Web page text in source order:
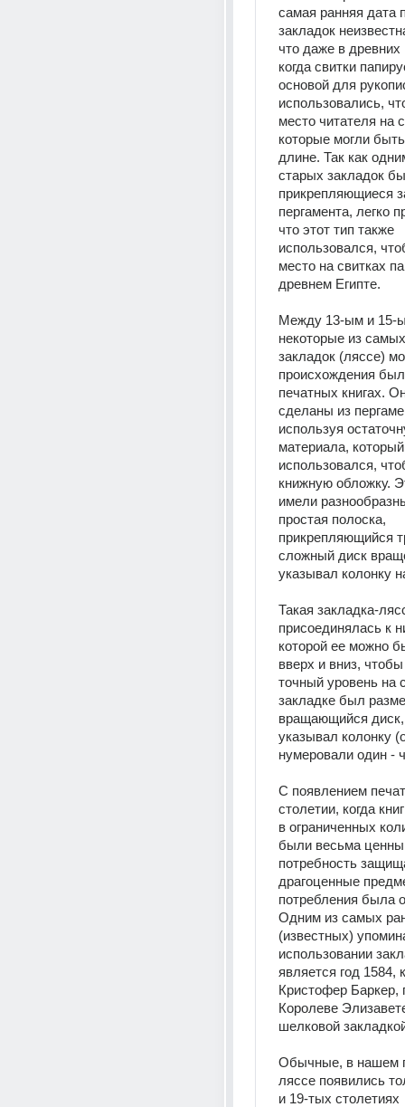
самая ранняя дата
закладок
что даже в древних
когда свитки
основой для
использовались,
место читателя на
которые могли
длине. Так как
старых закладок
прикрепляющиеся
пергамента, легко
что этот тип также
использовался,
место на свитках
древнем Египте.
Между 13-ым и 15-
некоторые из
закладок (ляссе)
происхождения
печатных книгах.
сделаны из
используя
материала, который
использовался,
книжную обложку.
имели
простая полоска,
прикрепляющийся
сложный диск
указывал колонку
Такая закладка-
присоединялась к
которой ее можно
вверх и вниз,
точный уровень на
закладке был
вращающийся
указывал колонку
нумеровали один -
С появлением
столетии, когда
в ограниченных
были весьма
потребность
драгоценные
потребления была
Одним из самых
(известных)
использовании
является год 1584,
Кристофер Баркер,
Королеве
шелковой
Обычные, в нашем
ляссе появились
и 19-тых столетиях